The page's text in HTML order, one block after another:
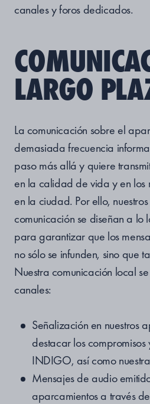
canales y foros dedicados.
LARGO
La comunicación sobre el
demasiada frecuencia
paso más allá y quiere
en la calidad de vida y en los
en la ciudad. Por ello,
comunicación se diseñan a lo
para garantizar que los
no sólo se infunden, sino que
Nuestra comunicación local
canales:
Señalización en nuestros
destacar los
INDIGO, así como
Mensajes de audio
aparcamientos a través